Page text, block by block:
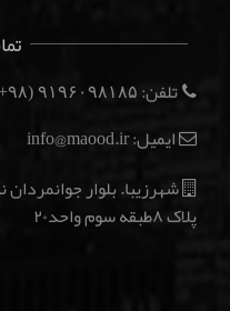
تلفن: ۹۱۹۶۰۹۸۱۸۵ (۹۸+)
ایمیل: info@maood.ir
شهرزیبا. بلوار
پلاک ۸طبقه سوم واحد۲۰